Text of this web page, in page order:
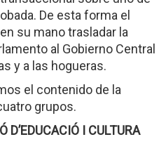
De esta forma el
su mano trasladar la
al Gobierno Central
y a las hogueras.
el contenido de la
grupos.
D’EDUCACIÓ I CULTURA